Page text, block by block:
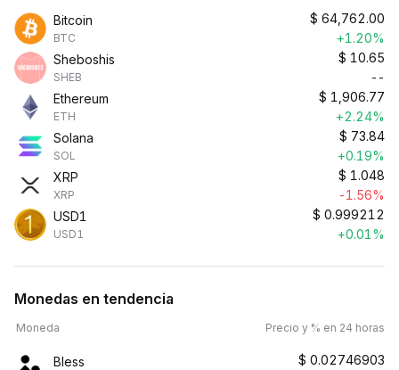
Bitcoin
BTC
$ 64,762.00
+1.20%
Sheboshis
SHEB
$ 10.65
--
Ethereum
ETH
$ 1,906.77
+2.24%
Solana
SOL
$ 73.84
+0.19%
XRP
XRP
$ 1.048
-1.56%
USD1
USD1
$ 0.999212
+0.01%
Monedas en tendencia
Moneda Precio y % en 24 horas
Bless $ 0.02746903